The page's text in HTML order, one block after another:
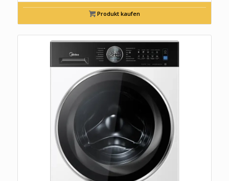
Produkt kaufen